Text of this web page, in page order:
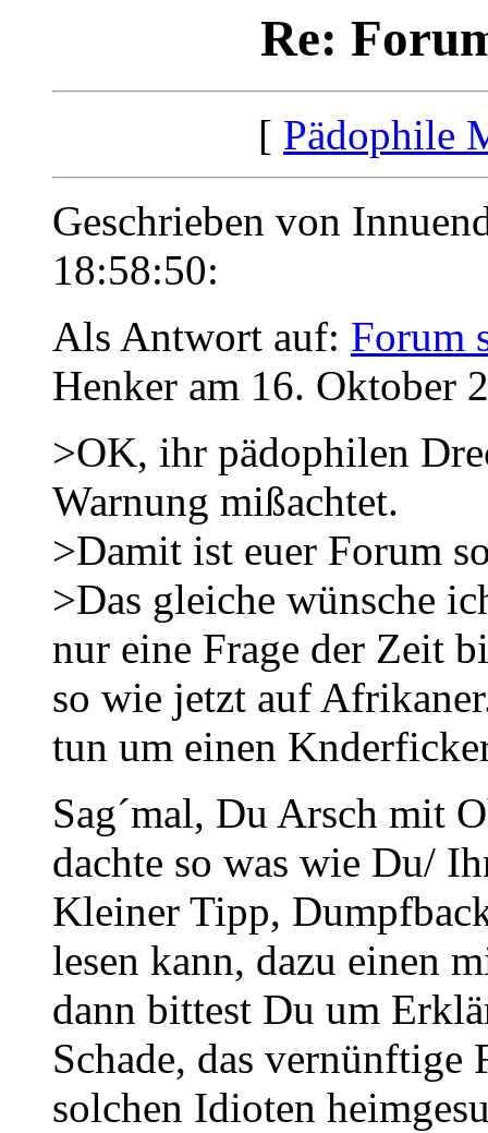
Re:
[ Pädophile
Geschrieben von
18:58:50:
Als Antwort auf: Forum
Henker am 16. Oktober
>OK, ihr pädophilen
Warnung mißachtet.
>Damit ist euer Forum
>Das gleiche wünsche
nur eine Frage der Zeit
so wie jetzt auf
tun um einen
Sag´mal, Du Arsch mit
dachte so was wie Du/
Kleiner Tipp,
lesen kann, dazu einen
dann bittest Du um
Schade, das
solchen Idioten